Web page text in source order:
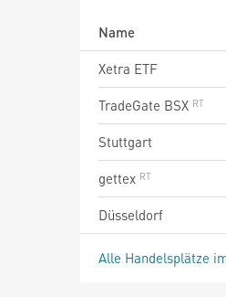
Name
Xetra ETF
TradeGate BSX
Stuttgart
gettex
Düsseldorf
Alle Handelsplätze